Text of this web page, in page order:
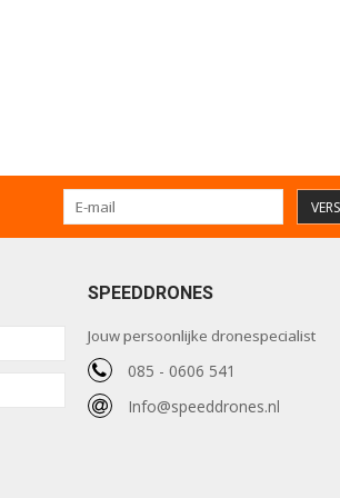
SPEEDDRONES
Jouw persoonlijke dronespecialist
085 - 0606 541
Info@speeddrones.nl